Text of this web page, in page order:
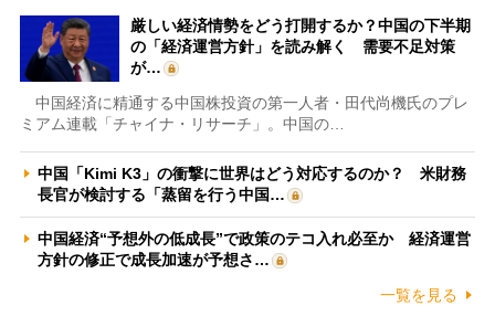
厳しい経済情勢をどう打開するか？中国の下半期
の「経済運営方針」を読み解く 需要不足対策
が…
中国経済に精通する中国株投資の第一人者・田代尚機氏のプレ
ミアム連載「チャイナ・リサーチ」。中国の…
中国「Kimi K3」の衝撃に世界はどう対応するのか？ 米財務
長官が検討する「蒸留を行う中国…
中国経済“予想外の低成長”で政策のテコ入れ必至か 経済運営
方針の修正で成長加速が予想さ…
一覧を見る